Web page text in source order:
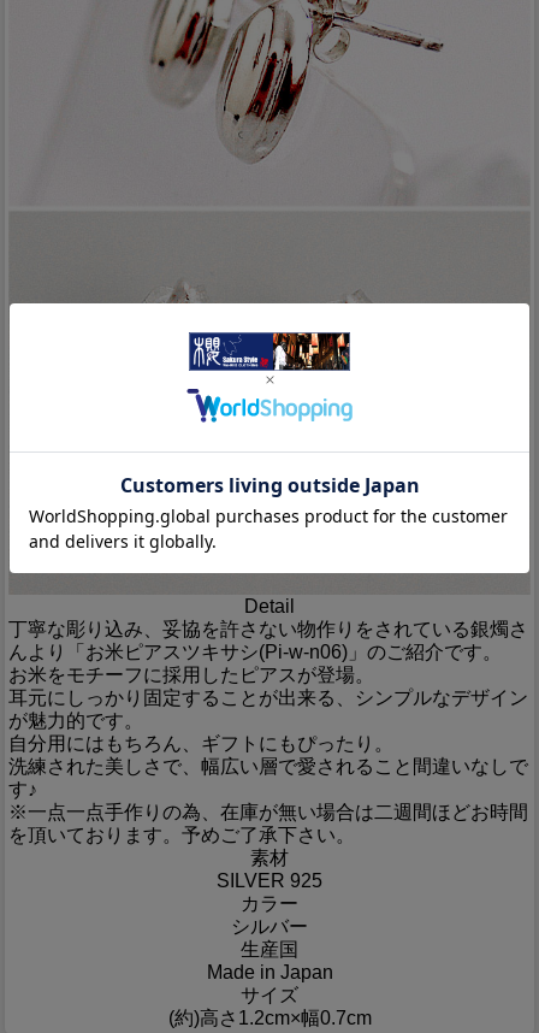
Detail
丁寧な彫り込み、妥協を許さない物作りをされている銀燭さ
んより「お米ピアスツキサシ(Pi-w-n06)」のご紹介です。
お米をモチーフに採用したピアスが登場。
耳元にしっかり固定することが出来る、シンプルなデザイン
が魅力的です。
自分用にはもちろん、ギフトにもぴったり。
洗練された美しさで、幅広い層で愛されること間違いなしで
す♪
※一点一点手作りの為、在庫が無い場合は二週間ほどお時間
を頂いております。予めご了承下さい。
素材
SILVER 925
カラー
シルバー
生産国
Made in Japan
サイズ
(約)高さ1.2cm×幅0.7cm